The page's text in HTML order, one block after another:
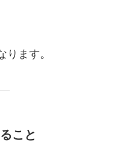
ります。
こと